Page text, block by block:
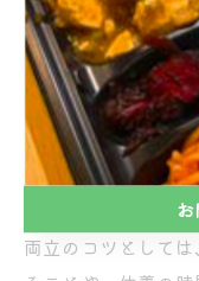
就労継続支援B型を
バランスを意識す
波がある方は「無
相談しながら決め
所では、週数回か
も多く、生活リズ
両立のコツとして